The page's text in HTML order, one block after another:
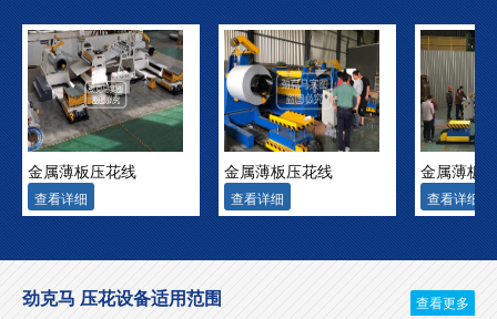
金属薄板压花线
查看详细
金属薄板压花线
查看详细
金属薄板
查看详细
劲克马 压花设备适用范围 查看更多